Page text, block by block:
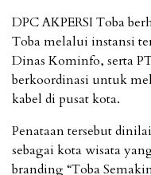
DPC AKPERSI Toba
Toba melalui instansi
Dinas Kominfo, serta
berkoordinasi untuk
kabel di pusat kota.
Penataan tersebut
sebagai kota wisata
branding “Toba